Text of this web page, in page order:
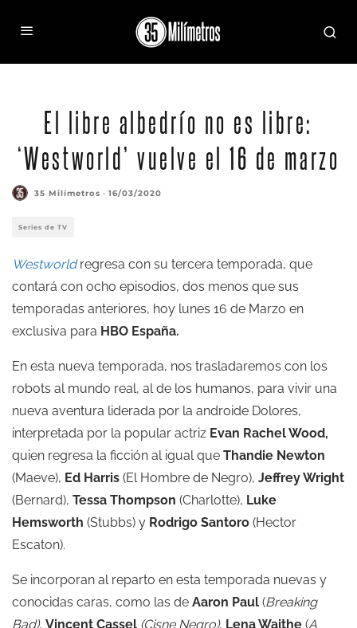
El libre albedrío no es libre:
‘Westworld’ vuelve el 16 de marzo
35 Milímetros · 16/03/2020
Series de TV
Westworldregresa con su tercera temporada, que
contará con ocho episodios, dos menos que sus
temporadas anteriores, hoy lunes 16 de Marzo en
exclusiva para HBO España.
En esta nueva temporada, nos trasladaremos con los
robots al mundo real, al de los humanos, para vivir una
nueva aventura liderada por la androide Dolores,
interpretada por la popular actriz Evan Rachel Wood,
quien regresa la ficción al igual que Thandie Newton
(Maeve), Ed Harris (El Hombre de Negro), Jeffrey Wright
(Bernard), Tessa Thompson (Charlotte), Luke
Hemsworth (Stubbs) y Rodrigo Santoro (Hector
Escaton).
Se incorporan al reparto en esta temporada nuevas y
conocidas caras, como las de Aaron Paul (Breaking
Bad), Vincent Cassel (Cisne Negro), Lena Waithe (A